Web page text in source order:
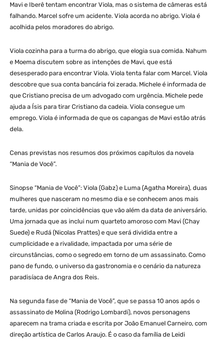
Mavi e Iberê tentam encontrar Viola, mas o sistema de câmeras está
falhando. Marcel sofre um acidente. Viola acorda no abrigo. Viola é
acolhida pelos moradores do abrigo.
Viola cozinha para a turma do abrigo, que elogia sua comida. Nahum
e Moema discutem sobre as intenções de Mavi, que está
desesperado para encontrar Viola. Viola tenta falar com Marcel. Viola
descobre que sua conta bancária foi zerada. Michele é informada de
que Cristiano precisa de um advogado com urgência. Michele pede
ajuda a Ísis para tirar Cristiano da cadeia. Viola consegue um
emprego. Viola é informada de que os capangas de Mavi estão atrás
dela.
Cenas previstas nos resumos dos próximos capítulos da novela
“Mania de Você”.
Sinopse “Mania de Você”: Viola (Gabz) e Luma (Agatha Moreira), duas
mulheres que nasceram no mesmo dia e se conhecem anos mais
tarde, unidas por coincidências que vão além da data de aniversário.
Uma jornada que as inclui num quarteto amoroso com Mavi (Chay
Suede) e Rudá (Nicolas Prattes) e que será dividida entre a
cumplicidade e a rivalidade, impactada por uma série de
circunstâncias, como o segredo em torno de um assassinato. Como
pano de fundo, o universo da gastronomia e o cenário da natureza
paradisíaca de Angra dos Reis.
Na segunda fase de “Mania de Você”, que se passa 10 anos após o
assassinato de Molina (Rodrigo Lombardi), novos personagens
aparecem na trama criada e escrita por João Emanuel Carneiro, com
direção artística de Carlos Araujo. É o caso da família de Leidi